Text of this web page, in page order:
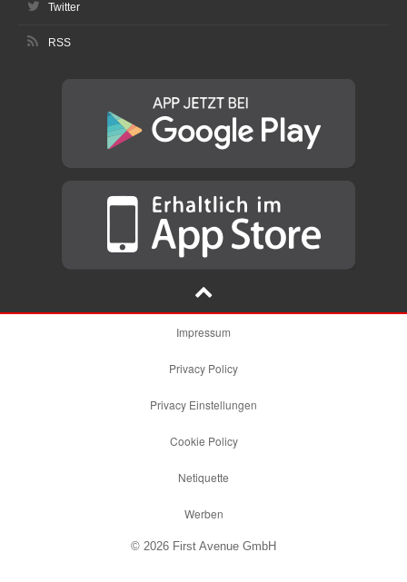
Twitter
RSS
Impressum
Privacy Policy
Privacy Einstellungen
Cookie Policy
Netiquette
Werben
© 2026 First Avenue GmbH